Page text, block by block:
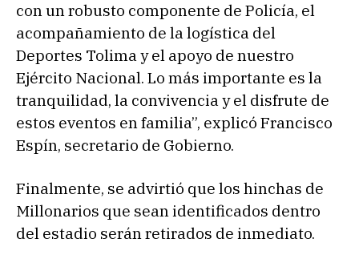
con un robusto componente de Policía, el
acompañamiento de la logística del
Deportes Tolima y el apoyo de nuestro
Ejército Nacional. Lo más importante es la
tranquilidad, la convivencia y el disfrute de
estos eventos en familia”, explicó Francisco
Espín, secretario de Gobierno.
Finalmente, se advirtió que los hinchas de
Millonarios que sean identificados dentro
del estadio serán retirados de inmediato.